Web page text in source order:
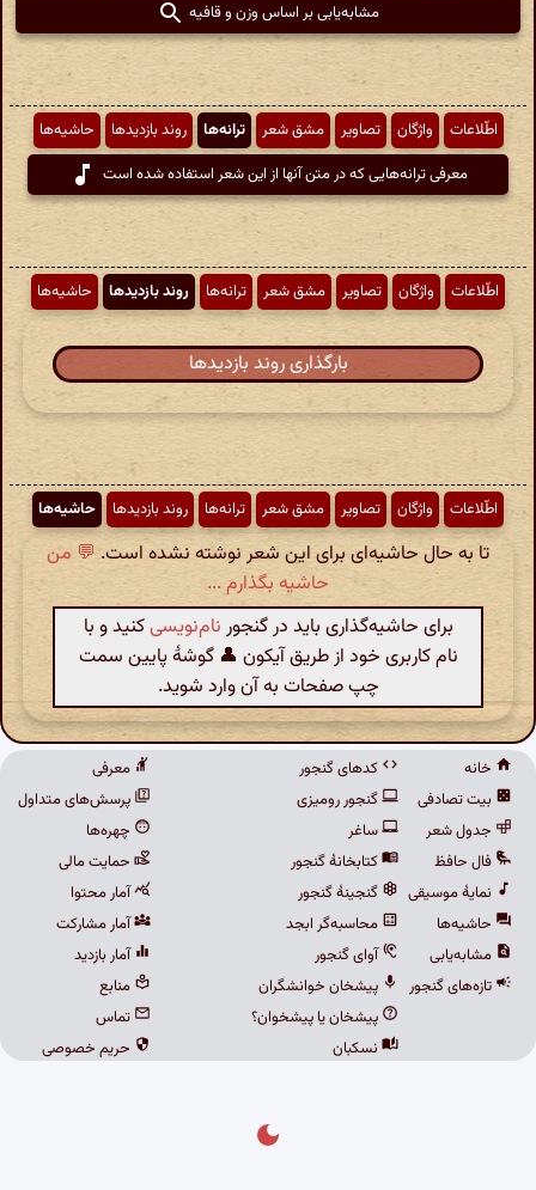
مشابه‌یابی بر اساس وزن و قافیه
اطّلاعات واژگان تصاویر مشق شعر ترانه‌ها روند بازدیدها
حاشیه‌ها
معرفی ترانه‌هایی که در متن آنها از این شعر استفاده شده است
اطّلاعات واژگان تصاویر مشق شعر ترانه‌ها روند بازدیدها حاشیه‌ها
بارگذاری روند بازدیدها
اطّلاعات واژگان تصاویر مشق شعر ترانه‌ها روند بازدیدها حاشیه‌ها
تا به حال حاشیه‌ای برای این شعر نوشته نشده است. 💬 من
حاشیه بگذارم ...
برای حاشیه‌گذاری باید در گنجور نام‌نویسیکنید و با
نام کاربری خود از طریق آیکون 👤 گوشهٔ پایین سمت
چپ صفحات به آن وارد شوید.
خانه
بیت تصادفی
جدول شعر
فال حافظ
نمایهٔ موسیقی
حاشیه‌ها
مشابه‌یابی
تازه‌های گنجور
کدهای گنجور
گنجور رومیزی
ساغر
کتابخانهٔ گنجور
گنجینهٔ گنجور
محاسبه‌گر ابجد
آوای گنجور
پیشخان خوانشگران
پیشخان یا پیشخوان؟
نسکبان
معرفی
پرسش‌های متداول
چهره‌ها
حمایت مالی
آمار محتوا
آمار مشارکت
آمار بازدید
منابع
تماس
حریم خصوصی